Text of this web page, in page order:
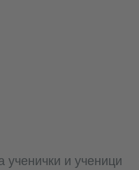
ученички и ученици